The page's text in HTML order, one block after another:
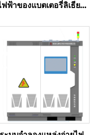
ฟฟ้าของแบตเตอรี่ลิเธียม